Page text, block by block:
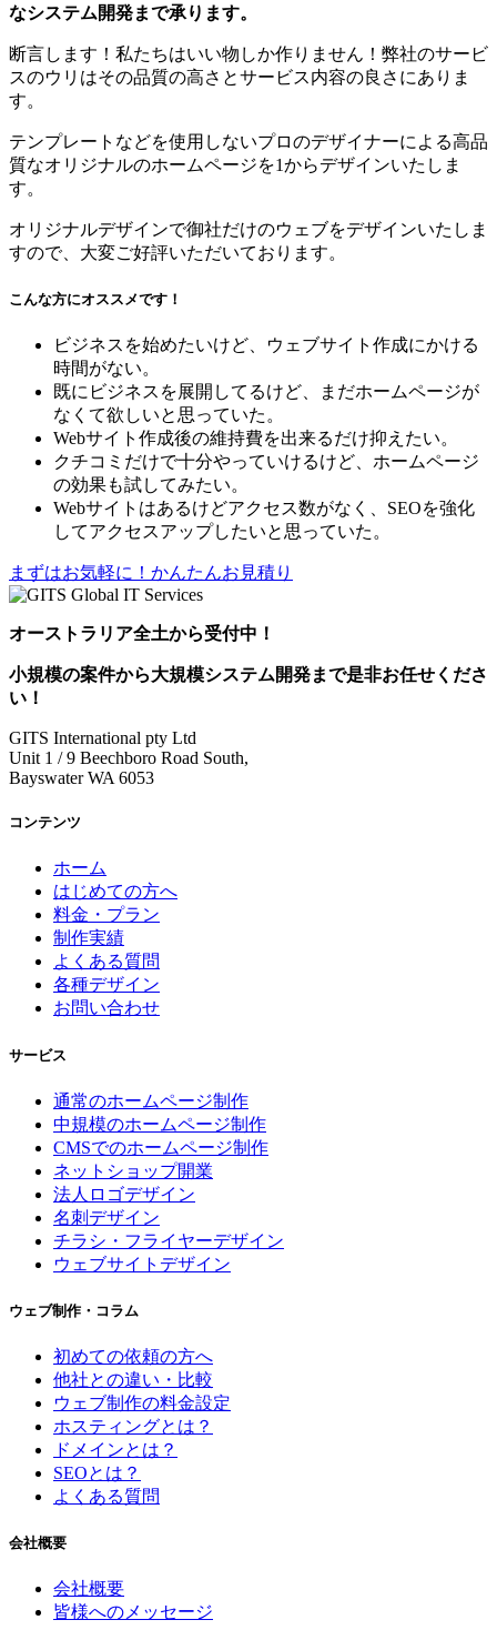
なシステム開発まで承ります。
断言します！私たちはいい物しか作りません！弊社のサービ
スのウリはその品質の高さとサービス内容の良さにありま
す。
テンプレートなどを使用しないプロのデザイナーによる高品
質なオリジナルのホームページを1からデザインいたしま
す。
オリジナルデザインで御社だけのウェブをデザインいたしま
すので、大変ご好評いただいております。
こんな方にオススメです！
ビジネスを始めたいけど、ウェブサイト作成にかける
時間がない。
既にビジネスを展開してるけど、まだホームページが
なくて欲しいと思っていた。
Webサイト作成後の維持費を出来るだけ抑えたい。
クチコミだけで十分やっていけるけど、ホームページ
の効果も試してみたい。
Webサイトはあるけどアクセス数がなく、SEOを強化
してアクセスアップしたいと思っていた。
まずはお気軽に！かんたんお見積り
オーストラリア全土から受付中！
小規模の案件から大規模システム開発まで是非お任せくださ
い！
GITS International pty Ltd
Unit 1 / 9 Beechboro Road South,
Bayswater WA 6053
コンテンツ
ホーム
はじめての方へ
料金・プラン
制作実績
よくある質問
各種デザイン
お問い合わせ
サービス
通常のホームページ制作
中規模のホームページ制作
CMSでのホームページ制作
ネットショップ開業
法人ロゴデザイン
名刺デザイン
チラシ・フライヤーデザイン
ウェブサイトデザイン
ウェブ制作・コラム
初めての依頼の方へ
他社との違い・比較
ウェブ制作の料金設定
ホスティングとは？
ドメインとは？
SEOとは？
よくある質問
会社概要
会社概要
皆様へのメッセージ